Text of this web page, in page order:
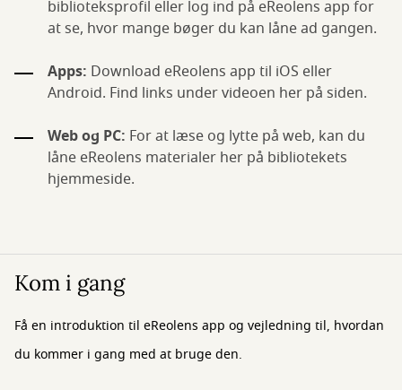
biblioteksprofil eller log ind på eReolens app for
at se, hvor mange bøger du kan låne ad gangen.
Apps: Download eReolens app til iOS eller
Android. Find links under videoen her på siden.
Web og PC: For at læse og lytte på web, kan du
låne eReolens materialer her på bibliotekets
hjemmeside.
Kom i gang
Få en introduktion til eReolens app og vejledning til, hvordan
du kommer i gang med at bruge den.